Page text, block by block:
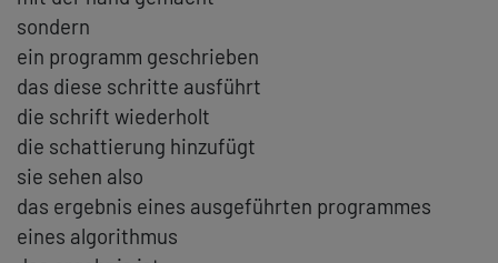
sondern
ein programm geschrieben
das diese schritte ausführt
die schrift wiederholt
die schattierung hinzufügt
sie sehen also
das ergebnis eines ausgeführten programmes
eines algorithmus